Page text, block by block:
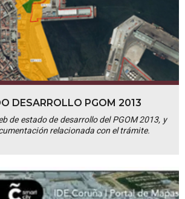
DESARROLLO PGOM 2013
de estado de desarrollo del PGOM 2013, y
relacionada con el trámite.